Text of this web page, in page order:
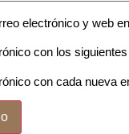
electrónico y web
con los
con cada nueva